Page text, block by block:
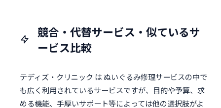
競合・代替サービス・似ているサ
ービス比較
テディズ・クリニック は ぬいぐるみ修理サービスの中で
も広く利用されているサービスですが、目的や予算、求
める機能、手厚いサポート等によっては他の選択肢がよ